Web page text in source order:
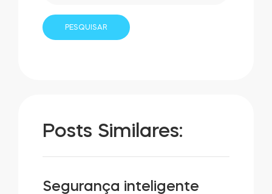
Posts Similares:
Segurança inteligente